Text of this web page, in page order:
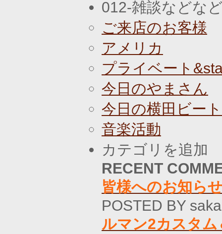
012-雑談などな
ご来店のお客様
アメリカ
プライベート
今日のやまさん
今日の横田ビー
音楽活動
カテゴリを追加
RECENT
皆様へのお知ら
POSTED BY
ルマン2カスタ